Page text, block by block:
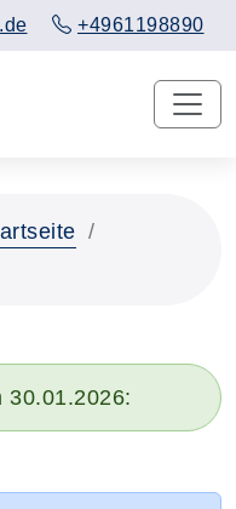
+4961198890
30.01.2026: